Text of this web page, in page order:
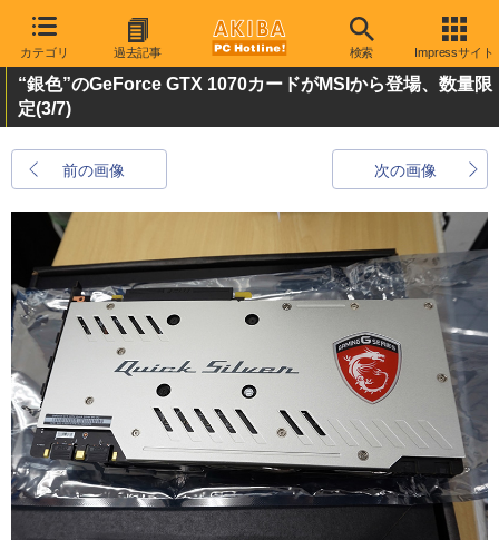
カテゴリ 過去記事 検索 Impressサイト
“銀色”のGeForce GTX 1070カードがMSIから登場、数量限
定(3/7)
前の画像 次の画像